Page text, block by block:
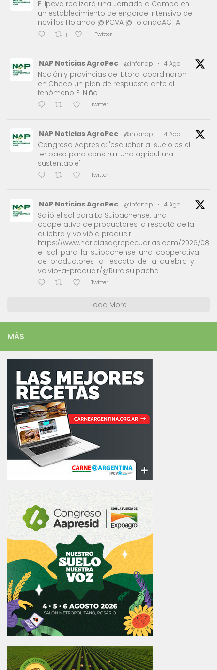
El Ipcva realizará una Jornada a Campo en
un establecimiento de engorde intensivo de
novillos Holando @IPCVA @HolandoACHA
1 1 Twitter
NAP Noticias AgroPec @infonap · 4 Ago
Nación y provincias del Litoral coordinaron
en Chaco un plan de respuesta ante el
fenómeno El Niño
Twitter
NAP Noticias AgroPec @infonap · 4 Ago
Congreso Aapresid: 'escuchar al suelo es el
1er paso para construir una agricultura
sustentable'
Twitter
NAP Noticias AgroPec @infonap · 4 Ago
Salió el sol para La Suipachense: una
cooperativa de productores la rescató de la
quiebra y volvió a producir
https://www.noticiasagropecuarias.com/2026/08/
el-sol-para-la-suipachense-una-cooperativa-
de-productores-la-rescato-de-la-quiebra-y-
volvio-a-producir/@Ruralsuipacha
Twitter
Load More
MÁS